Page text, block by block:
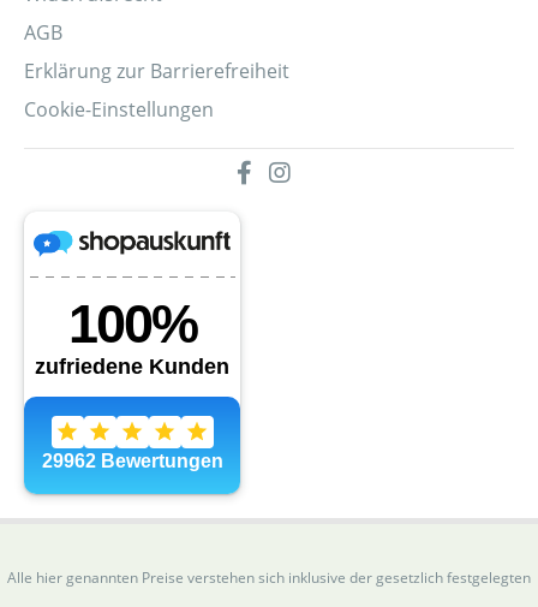
AGB
Erklärung zur Barrierefreiheit
Cookie-Einstellungen
Alle hier genannten Preise verstehen sich inklusive der gesetzlich festgelegten